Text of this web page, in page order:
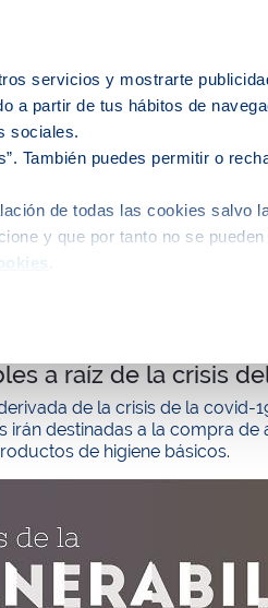
servicios y mostrarte
a partir de tus hábitos de
sociales.
También puedes permitir o
de todas las cookies salvo
y que por tanto no se
Ciudad
a raíz de la crisis
de la crisis de la covid-
irán destinadas a la compra
de higiene básicos.